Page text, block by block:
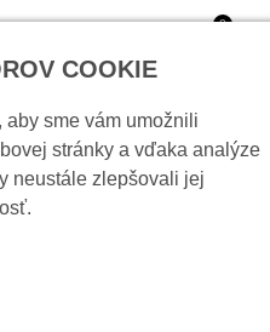
0
- TF-IR1000 1000W
COOKIE
sme vám umožnili
stránky a vďaka analýze
neustále zlepšovali jej